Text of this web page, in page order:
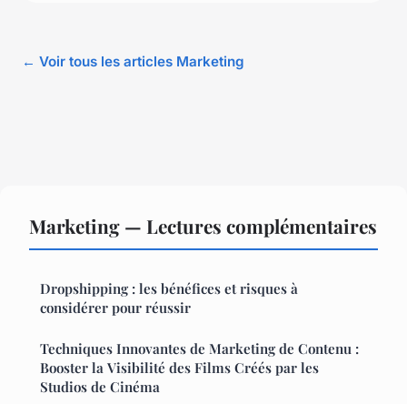
← Voir tous les articles Marketing
Marketing — Lectures complémentaires
Dropshipping : les bénéfices et risques à
considérer pour réussir
Techniques Innovantes de Marketing de Contenu :
Booster la Visibilité des Films Créés par les
Studios de Cinéma